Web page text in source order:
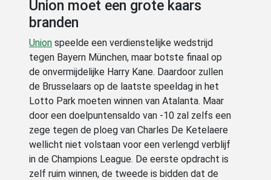
Union moet een grote kaars
branden
Union speelde een verdienstelijke wedstrijd
tegen Bayern München, maar botste finaal op
de onvermijdelijke Harry Kane. Daardoor zullen
de Brusselaars op de laatste speeldag in het
Lotto Park moeten winnen van Atalanta. Maar
door een doelpuntensaldo van -10 zal zelfs een
zege tegen de ploeg van Charles De Ketelaere
wellicht niet volstaan voor een verlengd verblijf
in de Champions League. De eerste opdracht is
zelf ruim winnen, de tweede is bidden dat de